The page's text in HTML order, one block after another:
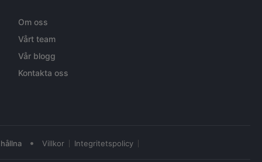
Om oss
Vårt team
Vår blogg
Kontakta oss
• Villkor Integritetspolicy